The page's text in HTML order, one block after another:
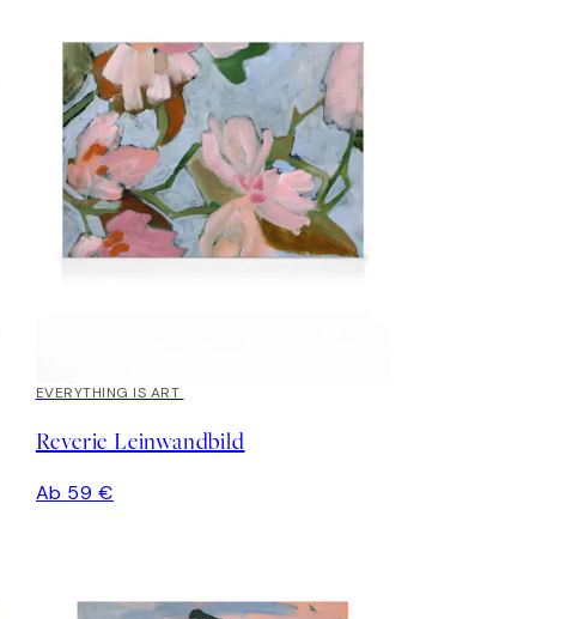
EVERYTHING IS ART
Reverie Leinwandbild
Ab 59 €